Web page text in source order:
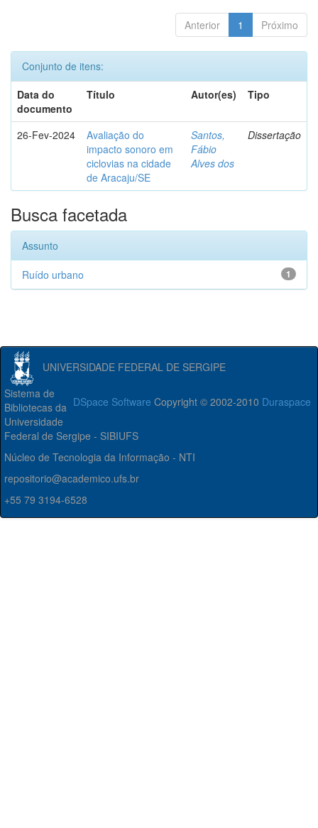
Anterior 1 Próximo
Conjunto de itens:
Data do
documento
Título Autor(es) Tipo
26-Fev-2024
Avaliação do
impacto sonoro em
ciclovias na cidade
de Aracaju/SE
Santos,
Fábio
Alves dos
Dissertação
Busca facetada
Assunto
1
Ruído urbano
UNIVERSIDADE FEDERAL DE SERGIPE
DSpace Software Copyright © 2002-2010 Duraspace
Sistema de
Bibliotecas da
Universidade
Federal de Sergipe - SIBIUFS
Núcleo de Tecnologia da Informação - NTI
repositorio@academico.ufs.br
+55 79 3194-6528